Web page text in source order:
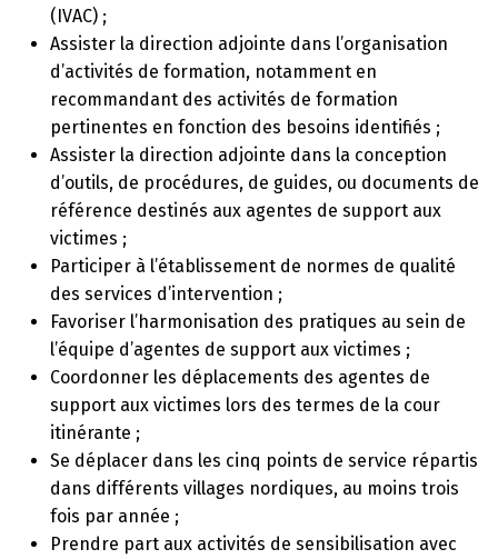
(IVAC) ;
Assister la direction adjointe dans l’organisation
d’activités de formation, notamment en
recommandant des activités de formation
pertinentes en fonction des besoins identifiés ;
Assister la direction adjointe dans la conception
d’outils, de procédures, de guides, ou documents de
référence destinés aux agentes de support aux
victimes ;
Participer à l’établissement de normes de qualité
des services d’intervention ;
Favoriser l’harmonisation des pratiques au sein de
l’équipe d’agentes de support aux victimes ;
Coordonner les déplacements des agentes de
support aux victimes lors des termes de la cour
itinérante ;
Se déplacer dans les cinq points de service répartis
dans différents villages nordiques, au moins trois
fois par année ;
Prendre part aux activités de sensibilisation avec